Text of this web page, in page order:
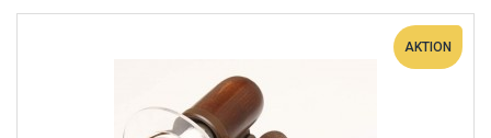
AKTION